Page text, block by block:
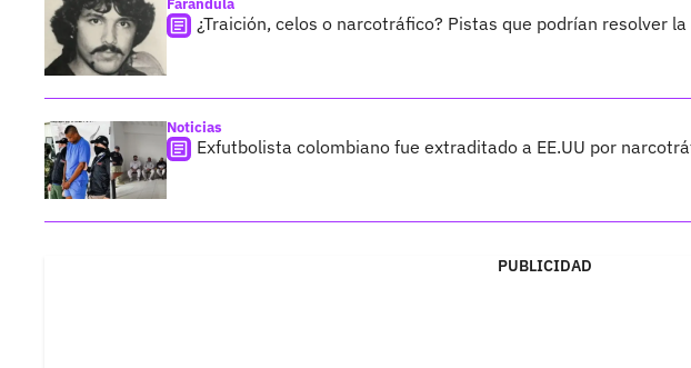
Farándula
¿Traición, celos o narcotráfico? Pistas que podrían resolver
Noticias
Exfutbolista colombiano fue extraditado a EE.UU por
PUBLICIDAD